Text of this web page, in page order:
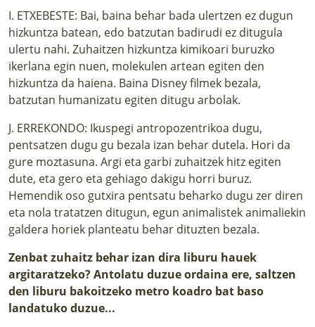
I. ETXEBESTE: Bai, baina behar bada ulertzen ez dugun
hizkuntza batean, edo batzutan badirudi ez ditugula
ulertu nahi. Zuhaitzen hizkuntza kimikoari buruzko
ikerlana egin nuen, molekulen artean egiten den
hizkuntza da haiena. Baina Disney filmek bezala,
batzutan humanizatu egiten ditugu arbolak.
J. ERREKONDO: Ikuspegi antropozentrikoa dugu,
pentsatzen dugu gu bezala izan behar dutela. Hori da
gure moztasuna. Argi eta garbi zuhaitzek hitz egiten
dute, eta gero eta gehiago dakigu horri buruz.
Hemendik oso gutxira pentsatu beharko dugu zer diren
eta nola tratatzen ditugun, egun animalistek animaliekin
galdera horiek planteatu behar dituzten bezala.
Zenbat zuhaitz behar izan dira liburu hauek
argitaratzeko? Antolatu duzue ordaina ere, saltzen
den liburu bakoitzeko metro koadro bat baso
landatuko duzue...